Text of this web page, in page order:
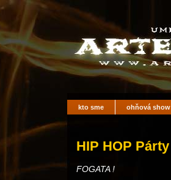
kto sme ohňová show
HIP HOP Párty
FOGATA !